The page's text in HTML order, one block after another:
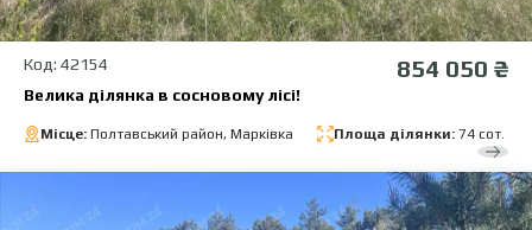
Код: 42154 854 050 ₴
Велика ділянка в сосновому лісі!
Місце: Полтавський район, Марківка Площа ділянки: 74 сот.